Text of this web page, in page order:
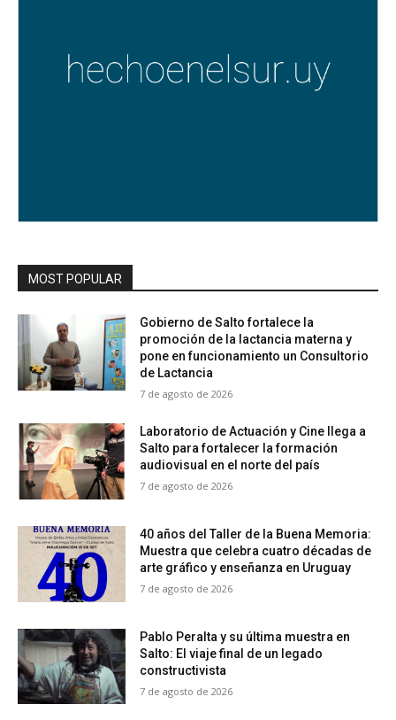
MOST POPULAR
Gobierno de Salto fortalece la
promoción de la lactancia materna y
pone en funcionamiento un Consultorio
de Lactancia
7 de agosto de 2026
Laboratorio de Actuación y Cine llega a
Salto para fortalecer la formación
audiovisual en el norte del país
7 de agosto de 2026
40 años del Taller de la Buena Memoria:
Muestra que celebra cuatro décadas de
arte gráfico y enseñanza en Uruguay
7 de agosto de 2026
Pablo Peralta y su última muestra en
Salto: El viaje final de un legado
constructivista
7 de agosto de 2026